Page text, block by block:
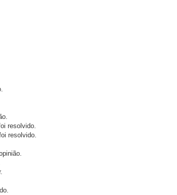
resolvido.
resolvido.